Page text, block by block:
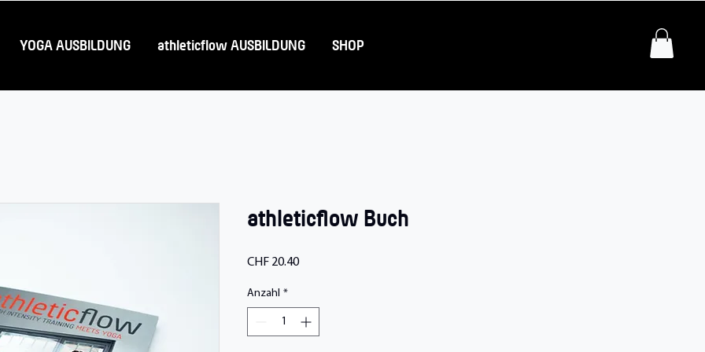
YOGA AUSBILDUNG athleticflow AUSBILDUNG SHOP
athleticflow Buch
CHF 20.40Preis
Anzahl *